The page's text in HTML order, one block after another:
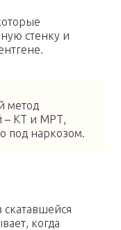
стенку и
метод
– КТ и МРТ,
под наркозом.
когда